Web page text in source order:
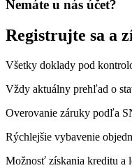
Nemáte u nás účet?
Registrujte sa a
Všetky doklady pod
Vždy aktuálny prehľad o
Overovanie záruky podľa
Rýchlejšie vybavenie
Možnosť získania kreditu a